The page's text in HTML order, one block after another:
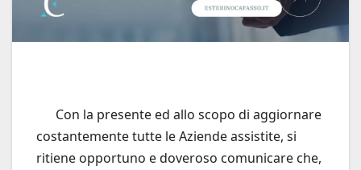
Con la presente ed allo scopo di aggiornare
costantemente tutte le Aziende assistite, si
ritiene opportuno e doveroso comunicare che,